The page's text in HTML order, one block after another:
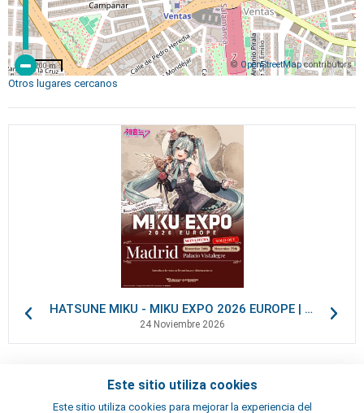
© OpenStreetMapcontributors
200 m
Otros lugares cercanos
HATSUNE MIKU - MIKU EXPO 2026 EUROPE | VIP Packages
24 Noviembre 2026
Este sitio utiliza cookies
Este sitio utiliza cookies para mejorar la experiencia del